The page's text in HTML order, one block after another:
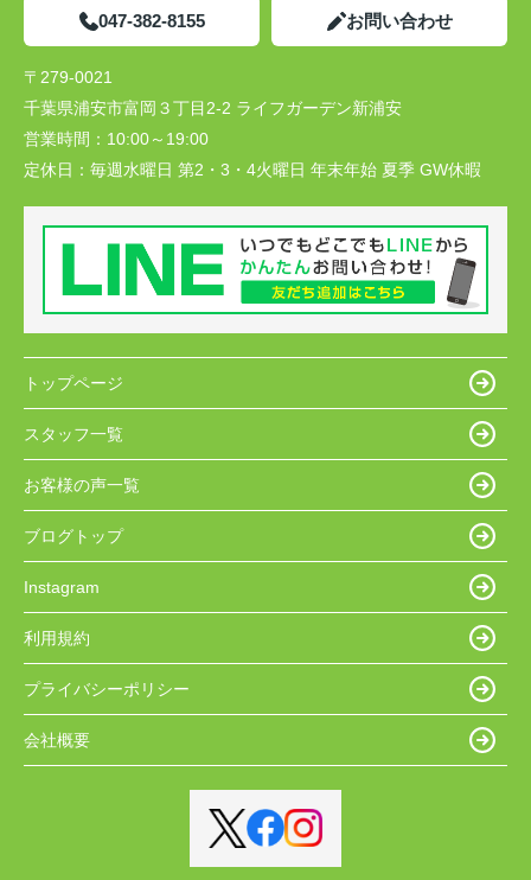
047-382-8155 お問い合わせ
〒279-0021
千葉県浦安市富岡３丁目2-2 ライフガーデン新浦安
営業時間： 10:00～19:00
定休日： 毎週水曜日 第2・3・4火曜日 年末年始 夏季 GW休暇
トップページ
スタッフ一覧
お客様の声一覧
ブログトップ
Instagram
利用規約
プライバシーポリシー
会社概要